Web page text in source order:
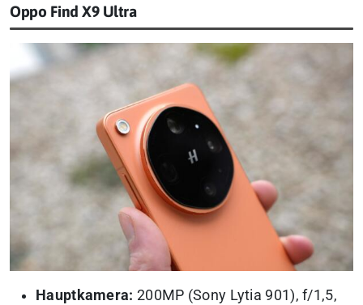
Oppo Find X9 Ultra
Hauptkamera: 200MP (Sony Lytia 901), f/1,5,